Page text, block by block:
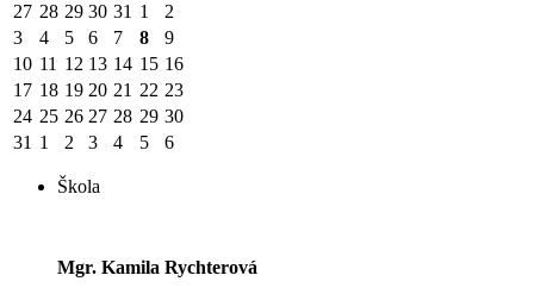
27 28 29 30 31 1
2
3
4 5 6 7 8
9
10 11 12 13 14 15 16
17 18 19 20 21 22 23
24 25 26 27 28 29 30
31 1 2 3 4 5 6
Škola
Mgr. Kamila Rychterová